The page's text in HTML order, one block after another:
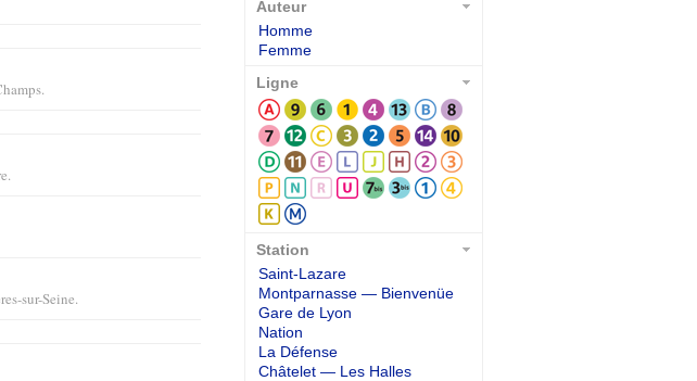
.
.
sur-Seine.
Auteur
Homme
Femme
Ligne
Station
Saint-Lazare
Montparnasse — Bienvenüe
Gare de Lyon
Nation
La Défense
Châtelet — Les Halles